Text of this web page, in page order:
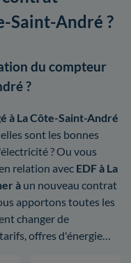
Saint-André ?
du compteur
?
à La Côte-Saint-André
sont les bonnes
? Ou vous
relation avec EDF à La
à un nouveau contrat
apportons toutes les
changer de
offres d'énergie…